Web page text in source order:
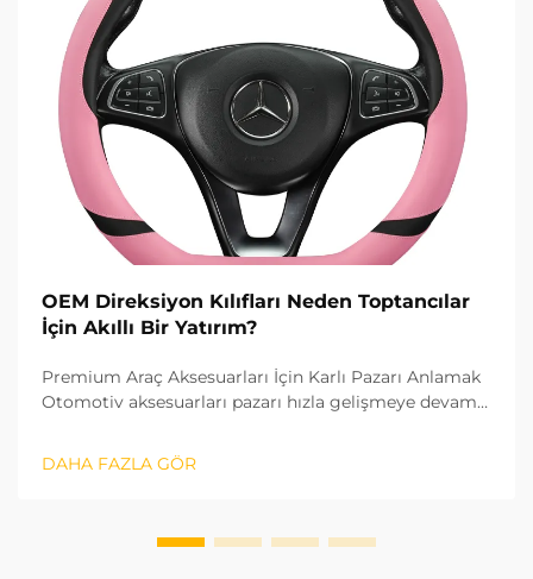
OEM Direksiyon Kılıfları Neden Toptancılar
İçin Akıllı Bir Yatırım?
Premium Araç Aksesuarları İçin Karlı Pazarı Anlamak
Otomotiv aksesuarları pazarı hızla gelişmeye devam
özellikle karlı bir ürün segmenti haline geldi. Bu
yüksek kaliteli...
DAHA FAZLA GÖR